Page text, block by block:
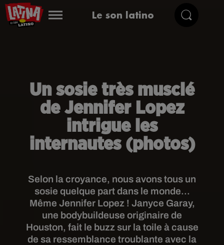
Le son latino
Un sosie très musclé
de Jennifer Lopez
intrigue les
internautes (photos)
Selon la croyance, nous avons tous un
sosie quelque part dans le monde...
Même Jennifer Lopez ! Janyce Garay,
une bodybuildeuse originaire de
Houston, fait le buzz sur la toile à cause
de sa ressemblance troublante avec la